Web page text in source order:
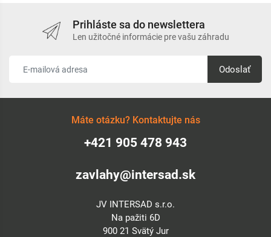
Prihláste sa do newslettera
Len užitočné informácie pre vašu záhradu
Odoslať
Máte otázku? Kontaktujte nás
+421 905 478 943
zavlahy@intersad.sk
JV INTERSAD s.r.o.
Na pažiti 6D
900 21 Svätý Jur